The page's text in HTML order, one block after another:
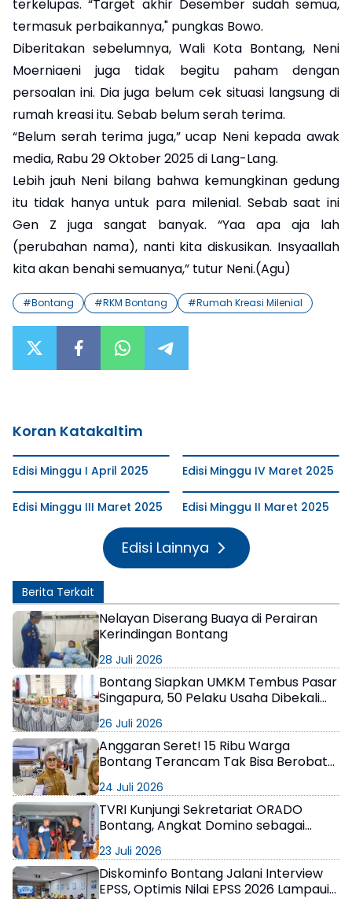
terkelupas. “Target akhir Desember sudah semua,
termasuk perbaikannya," pungkas Bowo.
Diberitakan sebelumnya, Wali Kota Bontang, Neni
Moerniaeni juga tidak begitu paham dengan
persoalan ini. Dia juga belum cek situasi langsung di
rumah kreasi itu. Sebab belum serah terima.
“Belum serah terima juga,” ucap Neni kepada awak
media, Rabu 29 Oktober 2025 di Lang-Lang.
Lebih jauh Neni bilang bahwa kemungkinan gedung
itu tidak hanya untuk para milenial. Sebab saat ini
Gen Z juga sangat banyak. “Yaa apa aja lah
(perubahan nama), nanti kita diskusikan. Insyaallah
kita akan benahi semuanya,” tutur Neni.(Agu)
#Bontang #RKM Bontang #Rumah Kreasi Milenial
Koran Katakaltim
Edisi Minggu I April 2025 Edisi Minggu IV Maret 2025
Edisi Minggu III Maret 2025 Edisi Minggu II Maret 2025
Edisi Lainnya
Berita Terkait
Nelayan Diserang Buaya di Perairan
Kerindingan Bontang
28 Juli 2026
Bontang Siapkan UMKM Tembus Pasar
Singapura, 50 Pelaku Usaha Dibekali
26 Juli 2026
Anggaran Seret! 15 Ribu Warga
Bontang Terancam Tak Bisa Berobat
Perusahaan
24 Juli 2026
TVRI Kunjungi Sekretariat ORADO
Bontang, Angkat Domino sebagai
23 Juli 2026
Diskominfo Bontang Jalani Interview
EPSS, Optimis Nilai EPSS 2026 Lampaui